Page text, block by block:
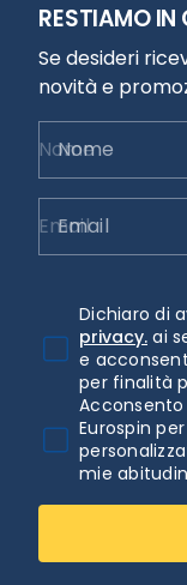
RESTIAMO
Se desideri
novità e
Nome
Email
Dichiaro di
privacy. ai
e
per finalità
Eurospin
mie